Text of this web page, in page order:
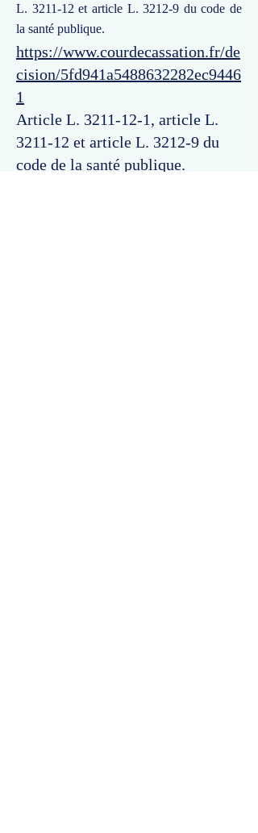
L. 3211-12 et article L. 3212-9 du code de
la santé publique.
https://www.courdecassation.fr/de
cision/5fd941a5488632282ec9446
1
Article L. 3211-12-1, article L.
3211-12 et article L. 3212-9 du
code de la santé publique.